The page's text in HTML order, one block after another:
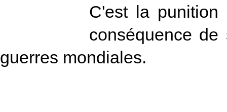
C'est la punition
conséquence
guerres mondiales.